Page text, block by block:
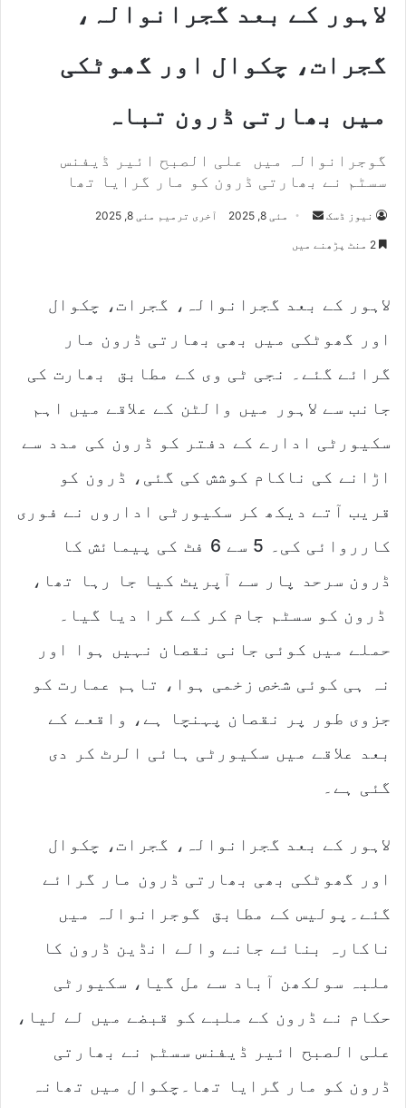
لاہور کے بعد گجرانوالہ،
گجرات، چکوال اور گھوٹکی
میں بھارتی ڈرون تباہ
گوجرانوالہ میں علی الصبح ائیر ڈیفنس
سسٹم نے بھارتی ڈرون کو مار گرایا تھا
نیوز ڈسک
e
i
مئی 8, 2025 آخری ترمیم مئی 8, 2025
لاہور کے بعد گجرانوالہ، گجرات، چکوال
اور گھوٹکی میں بھی بھارتی ڈرون مار
گرائے گئے۔ نجی ٹی وی کے مطابق بھارت کی
جانب سے لاہور میں والٹن کے علاقے میں اہم
سکیورٹی ادارے کے دفتر کو ڈرون کی مدد سے
اڑانے کی ناکام کوشش کی گئی، ڈرون کو
قریب آتے دیکھ کر سکیورٹی اداروں نے فوری
کارروائی کی۔ 5 سے 6 فٹ کی پیمائش کا
ڈرون سرحد پار سے آپریٹ کیا جا رہا تھا،
ڈرون کو سسٹم جام کر کے گرا دیا گیا۔
حملے میں کوئی جانی نقصان نہیں ہوا اور
نہ ہی کوئی شخص زخمی ہوا، تاہم عمارت کو
جزوی طور پر نقصان پہنچا ہے، واقعے کے
بعد علاقے میں سکیورٹی ہائی الرٹ کر دی
گئی ہے۔
لاہور کے بعد گجرانوالہ، گجرات، چکوال
اور گھوٹکی بھی بھارتی ڈرون مار گرائے
گئے۔پولیس کے مطابق گوجرانوالہ میں
ناکارہ بنائے جانے والے انڈین ڈرون کا
ملبہ سولکھن آباد سے مل گیا، سکیورٹی
حکام نے ڈرون کے ملبے کو قبضے میں لے لیا،
علی الصبح ائیر ڈیفنس سسٹم نے بھارتی
ڈرون کو مار گرایا تھا۔چکوال میں تھانہ